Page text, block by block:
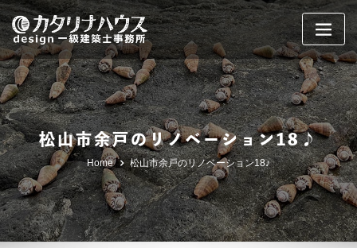
Skip
to
content
松山市余戸のリノベーション18♪
Home 松山市余戸のリノベーション18♪